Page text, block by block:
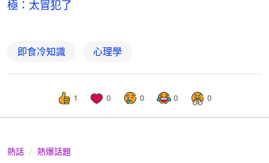
極：太冒犯了
即食冷知識 心理學
1 0 0 0 0
熱話 熱爆話題